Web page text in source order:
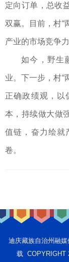
定向订单，总收
双赢。目前，村“
产业的市场竞争力
如今，野生
业。下一步，村“
正确政绩观，以
本，持续做大做
值链，奋力绘就
卷。
迪庆藏族自治州融
载 COPYRIGHT